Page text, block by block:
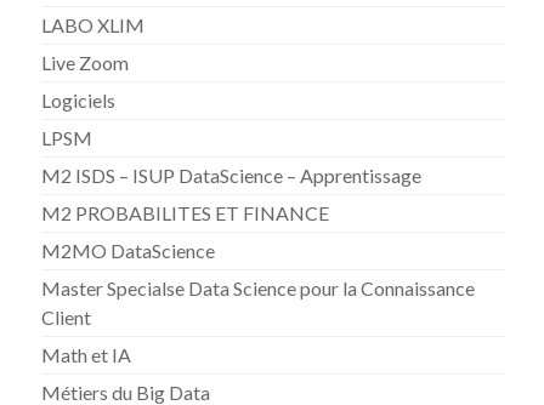
LABO XLIM
Live Zoom
Logiciels
LPSM
M2 ISDS – ISUP DataScience – Apprentissage
M2 PROBABILITES ET FINANCE
M2MO DataScience
Master Specialse Data Science pour la Connaissance
Client
Math et IA
Métiers du Big Data